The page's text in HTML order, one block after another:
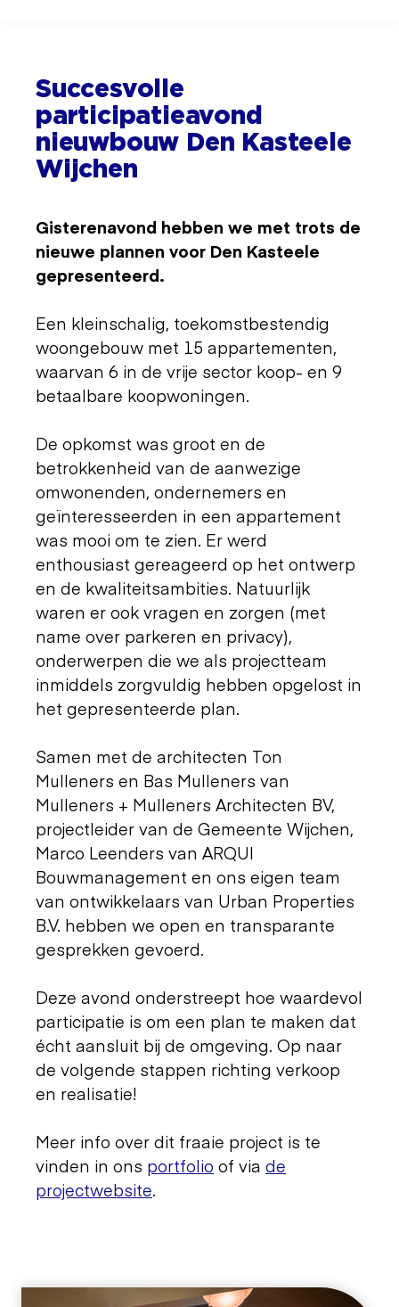
Succesvolle
participatieavond
nieuwbouw Den Kasteele
Wijchen
Gisterenavond hebben we met trots de
nieuwe plannen voor Den Kasteele
gepresenteerd.
Een kleinschalig, toekomstbestendig
woongebouw met 15 appartementen,
waarvan 6 in de vrije sector koop- en 9
betaalbare koopwoningen.
De opkomst was groot en de
betrokkenheid van de aanwezige
omwonenden, ondernemers en
geïnteresseerden in een appartement
was mooi om te zien. Er werd
enthousiast gereageerd op het ontwerp
en de kwaliteitsambities. Natuurlijk
waren er ook vragen en zorgen (met
name over parkeren en privacy),
onderwerpen die we als projectteam
inmiddels zorgvuldig hebben opgelost in
het gepresenteerde plan.
Samen met de architecten Ton
Mulleners en Bas Mulleners van
Mulleners + Mulleners Architecten BV,
projectleider van de Gemeente Wijchen,
Marco Leenders van ARQUI
Bouwmanagement en ons eigen team
van ontwikkelaars van Urban Properties
B.V. hebben we open en transparante
gesprekken gevoerd.
Deze avond onderstreept hoe waardevol
participatie is om een plan te maken dat
écht aansluit bij de omgeving. Op naar
de volgende stappen richting verkoop
en realisatie!
Meer info over dit fraaie project is te
vinden in ons portfolio of via de
projectwebsite.